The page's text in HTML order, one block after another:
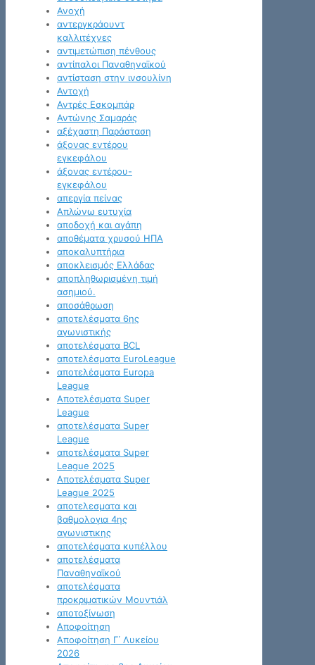
Ανοχή
αντεργκράουντ
καλλιτέχνες
αντιμετώπιση πένθους
αντίπαλοι Παναθηναϊκού
αντίσταση στην ινσουλίνη
Αντοχή
Αντρές Εσκομπάρ
Αντώνης Σαμαράς
αξέχαστη Παράσταση
άξονας εντέρου
εγκεφάλου
άξονας εντέρου-
εγκεφάλου
απεργία πείνας
Απλώνω ευτυχία
αποδοχή και αγάπη
αποθέματα χρυσού ΗΠΑ
αποκαλυπτήρια
αποκλεισμός Ελλάδας
αποπληθωρισμένη τιμή
ασημιού.
αποσάθρωση
αποτελέσματα 6ης
αγωνιστικής
αποτελέσματα BCL
αποτελέσματα EuroLeague
αποτελέσματα Europa
League
Αποτελέσματα Super
League
αποτελέσματα Super
League
αποτελέσματα Super
League 2025
Αποτελέσματα Super
League 2025
αποτελεσματα και
βαθμολογια 4ης
αγωνιστικης
αποτελέσματα κυπέλλου
αποτελέσματα
Παναθηναϊκού
αποτελέσματα
προκριματικών Μουντιάλ
αποτοξίνωση
Αποφοίτηση
Αποφοίτηση Γ΄ Λυκείου
2026